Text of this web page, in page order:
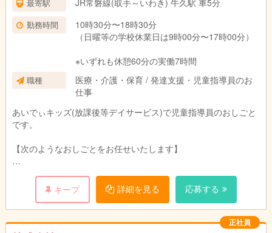
最寄駅
勤務時間
10時30分〜18時30分
（日曜等の学校休業日は9時00分〜17時00分）
※いずれも休憩60分の実働7時間
職種
医療・介護・保育 / 発達支援・児童指導員のお
仕事
あいでぃキッズ(放課後等デイサービス)で児童指導員のおしごと
です。
【次のようなおしごとをお任せいたします】
主に子どもたちへの支援（遊び、カリキュラム、学校の宿題
等）、簡単な事務作業
◎お子様の送迎
キープ 詳細を見る 応募する
正社員